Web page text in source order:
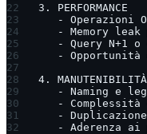
3. PERFORMANCE
- Operazioni
- Memory leak
- Query N+1 o
- Opportunità
4. MANUTENIBILITÀ
- Naming e
- Complessità
-
- Aderenza ai